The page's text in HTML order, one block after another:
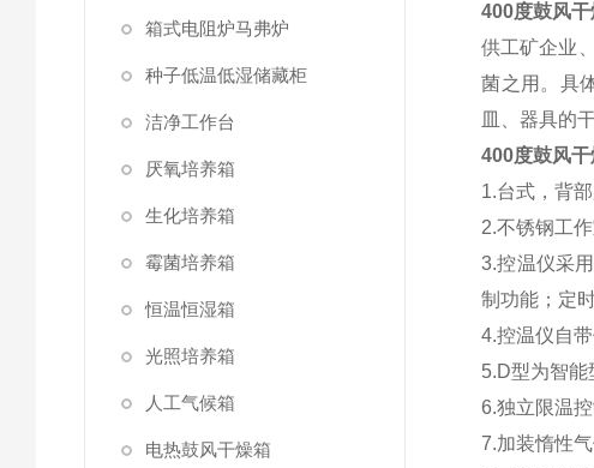
箱式电阻炉马弗炉
种子低温低湿储藏柜
洁净工作台
厌氧培养箱
生化培养箱
霉菌培养箱
恒温恒湿箱
光照培养箱
人工气候箱
电热鼓风干燥箱
400度鼓风
供工矿企业
菌之用。具
皿、器具的
400度鼓风
1.台式，背
2.不锈钢工
3.控温仪采
制功能；定
4.控温仪自
5.D型为智能
6.独立限温
7.加装惰性